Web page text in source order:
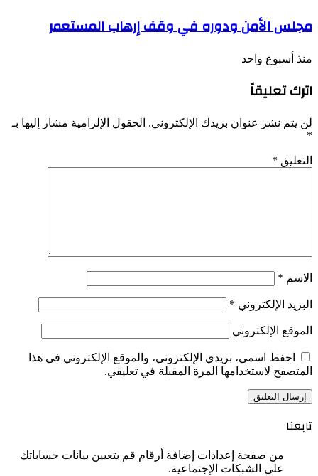
مجلس الأمن ودوره في وقف إرهاب المستعمر
منذ أسبوع واحد
اترك تعليقاً
لن يتم نشر عنوان بريدك الإلكتروني. الحقول الإلزامية مشار إليها بـ
*
التعليق *
الاسم *
البريد الإلكتروني *
الموقع الإلكتروني
احفظ اسمي، بريدي الإلكتروني، والموقع الإلكتروني في هذا
المتصفح لاستخدامها المرة المقبلة في تعليقي.
تابعنا
من صفحة إعدادات إضافة أرقام قم بتعيين بيانات حساباتك
على الشبكات الإجتماعية.